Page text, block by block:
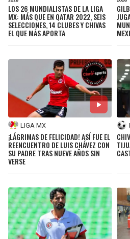
LOS 26 MUNDIALISTAS DE LA LIGA
MX: MÁS QUE EN QATAR 2022, SEIS
SELECCIONES, 14 CLUBES Y CHIVAS
EL QUE MÁS APORTA
LIGA MX
¡LÁGRIMAS DE FELICIDAD! ASÍ FUE EL
REENCUENTRO DE LUIS CHÁVEZ CON
SU PADRE TRAS NUEVE AÑOS SIN
VERSE